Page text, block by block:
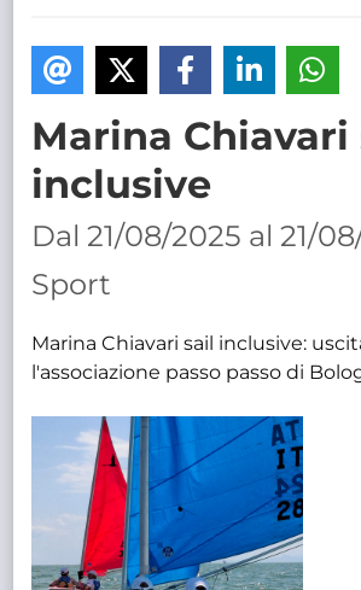
Marina Chiavari
inclusive
Dal 21/08/2025 al 21/
Sport
Marina Chiavari sail inclusive:
l'associazione passo passo di